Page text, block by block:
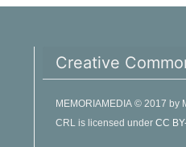
Creative
MEMORIAMEDIA © 2017 by
CRL is licensed under CC